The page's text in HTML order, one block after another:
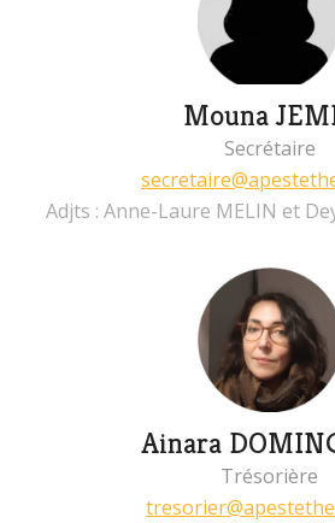
Mouna
Secrétaire
Adjts : Anne-Laure MELIN et
Ainara
Trésorière